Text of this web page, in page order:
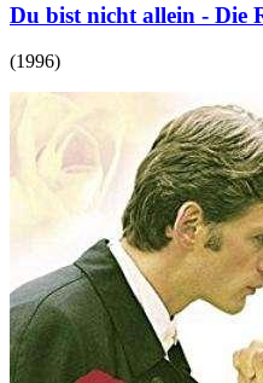
Du bist nicht allein - Die
(1996)